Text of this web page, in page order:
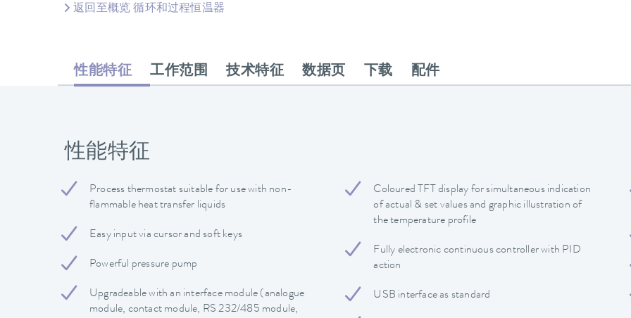
返回至概览 循环和过程恒温器
性能特征 工作范围 技术特征 数据页 下载 配件
性能特征
Process thermostat suitable for use with non-
flammable heat transfer liquids
Easy input via cursor and soft keys
Powerful pressure pump
Upgradeable with an interface module (analogue
module, contact module, RS 232/485 module,
Coloured TFT display for simultaneous indication
of actual & set values and graphic illustration of
the temperature profile
Fully electronic continuous controller with PID
action
USB interface as standard